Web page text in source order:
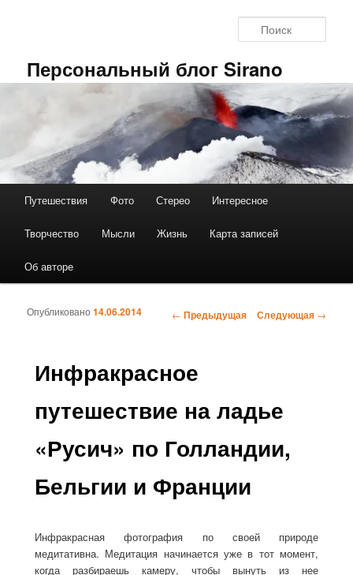
Персональный блог Sirano
Главное меню
Путешествия Фото Стерео Интересное
Творчество Мысли Жизнь Карта записей
Об авторе
Навигация по записям
← Предыдущая Следующая →
Инфракрасное
путешествие на ладье
«Русич» по Голландии,
Бельгии и Франции
Опубликовано14.06.2014
Инфракрасная фотография по своей природе
медитативна. Медитация начинается уже в тот момент,
когда разбираешь камеру, чтобы вынуть из нее